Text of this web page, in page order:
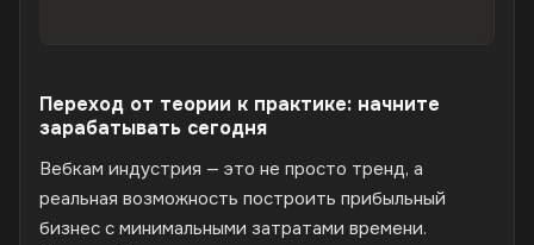
Переход от теории к практике: начните
зарабатывать сегодня
Вебкам индустрия — это не просто тренд, а
реальная возможность построить прибыльный
бизнес с минимальными затратами времени.